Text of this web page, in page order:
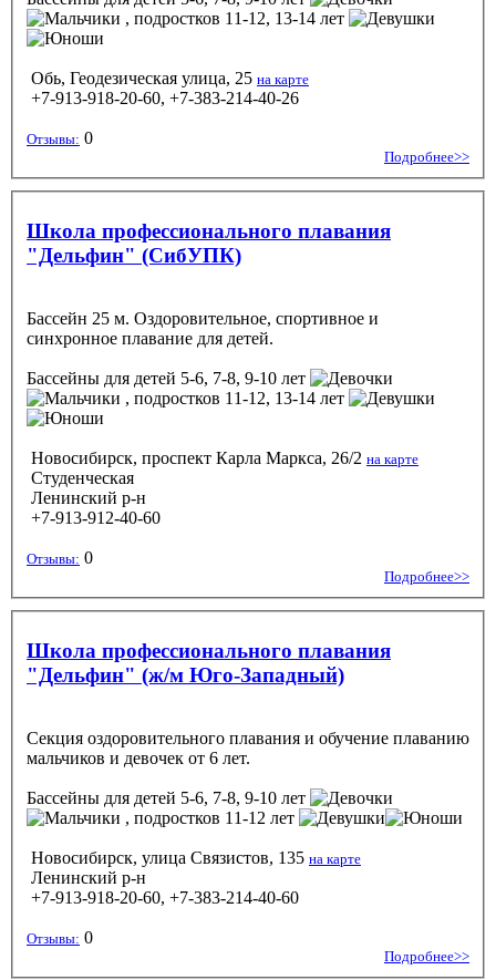
, подростков 11-12, 13-14 лет
Обь, Геодезическая улица, 25 на карте
+7-913-918-20-60, +7-383-214-40-26
Отзывы: 0
Подробнее>>
Школа профессионального плавания
"Дельфин" (СибУПК)
Бассейн 25 м. Оздоровительное, спортивное и
синхронное плавание для детей.
Бассейны для детей 5-6, 7-8, 9-10 лет
, подростков 11-12, 13-14 лет
Новосибирск, проспект Карла Маркса, 26/2 на карте
Студенческая
Ленинский р-н
+7-913-912-40-60
Отзывы: 0
Подробнее>>
Школа профессионального плавания
"Дельфин" (ж/м Юго-Западный)
Секция оздоровительного плавания и обучение плаванию
мальчиков и девочек от 6 лет.
Бассейны для детей 5-6, 7-8, 9-10 лет
, подростков 11-12 лет
Новосибирск, улица Связистов, 135 на карте
Ленинский р-н
+7-913-918-20-60, +7-383-214-40-60
Отзывы: 0
Подробнее>>